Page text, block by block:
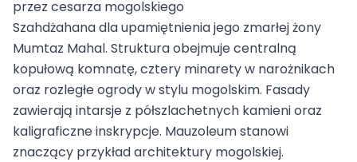
przez cesarza mogolskiego
Szahdżahana dla upamiętnienia jego zmarłej żony
Mumtaz Mahal. Struktura obejmuje centralną
kopułową komnatę, cztery minarety w narożnikach
oraz rozległe ogrody w stylu mogolskim. Fasady
zawierają intarsje z półszlachetnych kamieni oraz
kaligraficzne inskrypcje. Mauzoleum stanowi
znaczący przykład architektury mogolskiej.